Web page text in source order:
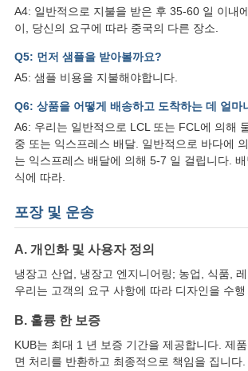
요
사
이
트
맵
개
인
정
보
보
A4: 일반적으로 지불을 받은 후 35-60 일 이내
이, 당신의 요구에 따라 중국의 다른 장소.
Q5: 먼저 샘플을 받아볼까요?
A5: 샘플 비용을 지불해야합니다.
Q6: 상품을 어떻게 배송하고 도착하는 데 얼마
A6: 우리는 일반적으로 LCL 또는 FCL에 의해
중 또는 익스프레스 배달. 일반적으로 바다에
는 익스프레스 배달에 의해 5-7 일 걸립니다.
식에 따라.
포장 및 운송
A. 개인화 및 사용자 정의
냉장고 산업, 냉장고 엔지니어링; 농업, 식품,
우리는 고객의 요구 사항에 따라 디자인을 수
B. 훌륭 한 보증
KUB는 최대 1 년 보증 기간을 제공합니다. 제
면 처리를 반환하고 최종적으로 책임을 집니다